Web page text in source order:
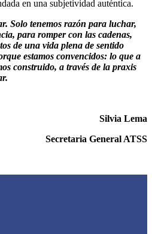
en una subjetividad auténtica.
Solo tenemos razón para luchar,
para romper con las cadenas,
de una vida plena de sentido
estamos convencidos: lo que a
construido, a través de la praxis
Silvia Lema
Secretaria General ATSS